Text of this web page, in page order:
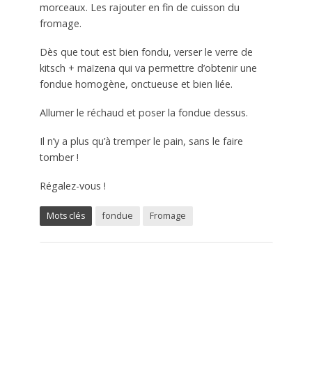
morceaux. Les rajouter en fin de cuisson du
fromage.
Dès que tout est bien fondu, verser le verre de
kitsch + maïzena qui va permettre d’obtenir une
fondue homogène, onctueuse et bien liée.
Allumer le réchaud et poser la fondue dessus.
Il n’y a plus qu’à tremper le pain, sans le faire
tomber !
Régalez-vous !
Mots clés fondue Fromage